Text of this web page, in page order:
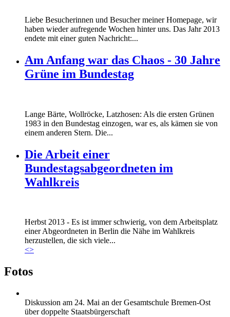
Liebe Besucherinnen und Besucher meiner Homepage, wir
haben wieder aufregende Wochen hinter uns. Das Jahr 2013
endete mit einer guten Nachricht:...
Am Anfang war das Chaos - 30 Jahre
Grüne im Bundestag
Lange Bärte, Wollröcke, Latzhosen: Als die ersten Grünen
1983 in den Bundestag einzogen, war es, als kämen sie von
einem anderen Stern. Die...
Die Arbeit einer
Bundestagsabgeordneten im
Wahlkreis
Marie_und_Wahlkreis.jpg
Marie_und_Wahlkreis.jpg
Herbst 2013 - Es ist immer schwierig, von dem Arbeitsplatz
einer Abgeordneten in Berlin die Nähe im Wahlkreis
herzustellen, die sich viele...
<>
Fotos
Diskussion am 24. Mai an der Gesamtschule Bremen-Ost
über doppelte Staatsbürgerschaft